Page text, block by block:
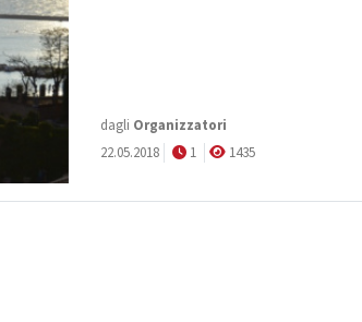
dagli Organizzatori
22.05.2018
1 1435